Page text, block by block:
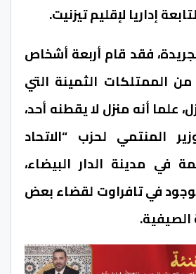
إداريا لإقليم تيزنيت.
فقد قام أربعة أشخاص
الممتلكات الثمينة التي
علما أنه منزل لا يقطنه أحد،
المنتمي لحزب “الاتحاد
في مدينة الدار البيضاء،
في تافراوت لقضاء بعض
الصيفية.